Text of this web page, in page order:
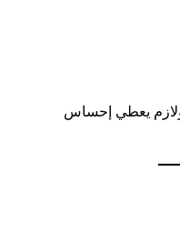
ولازم يعطي إحساس